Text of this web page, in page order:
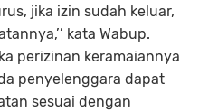
jika izin sudah keluar,
kata Wabup.
perizinan keramaiannya
penyelenggara dapat
sesuai dengan